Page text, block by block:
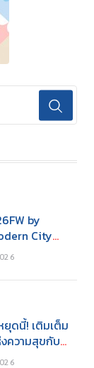
by
City
ดนี้! เติมเต็ม
งความสุขกับ